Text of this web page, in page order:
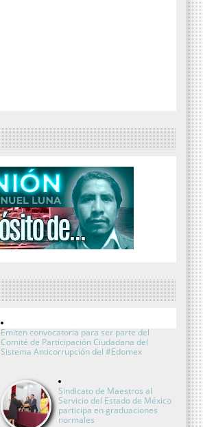
Emiten convocatoria para ser parte del
Comité de Participación Ciudadana del
Sistema Anticorrupción del #Edomex
Sindicato de Maestros al
Servicio del Estado de México
participa en graduaciones
normales